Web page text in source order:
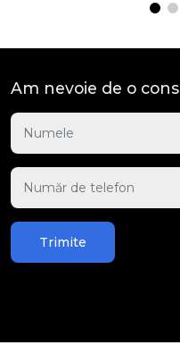
Am nevoie de o
Trimite